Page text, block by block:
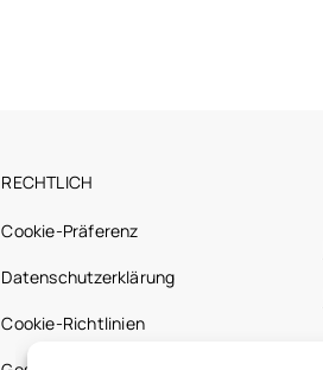
RECHTLICH
Cookie-Präferenz
Datenschutzerklärung
Cookie-Richtlinien